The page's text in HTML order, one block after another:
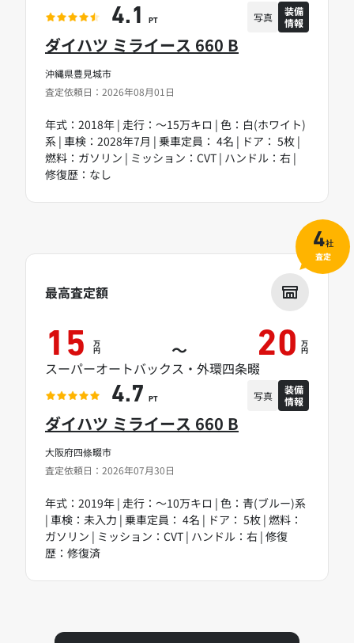
沖縄県豊見城市
査定依頼日：2026年08月01日
ダイハツ ミライース 660 B
年式：2018年 | 走行：～15万キロ | 色：白(ホワイト)
系 | 車検：2028年7月 | 乗車定員： 4名 | ドア： 5枚 |
燃料：ガソリン | ミッション：CVT | ハンドル：右 |
修復歴：なし
4.1 PT 写真
装備
情報
大阪府四條畷市
査定依頼日：2026年07月30日
ダイハツ ミライース 660 B
年式：2019年 | 走行：～10万キロ | 色：青(ブルー)系
| 車検：未入力 | 乗車定員： 4名 | ドア： 5枚 | 燃料：
ガソリン | ミッション：CVT | ハンドル：右 | 修復
歴：修復済
最高査定額
15 万
円 ～ 20 万
円
スーパーオートバックス・外環四条畷
4.7 PT 写真
装備
情報
4社
査定